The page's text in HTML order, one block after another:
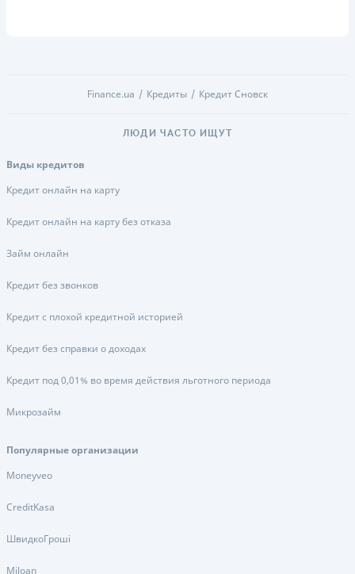
Finance.ua Кредиты Кредит Сновск
ЛЮДИ ЧАСТО ИЩУТ
Виды кредитов
Кредит онлайн на карту
Кредит онлайн на карту без отказа
Займ онлайн
Кредит без звонков
Кредит с плохой кредитной историей
Кредит без справки о доходах
Кредит под 0,01% во время действия льготного периода
Микрозайм
Популярные организации
Moneyveo
CreditKasa
ШвидкоГроші
Miloan